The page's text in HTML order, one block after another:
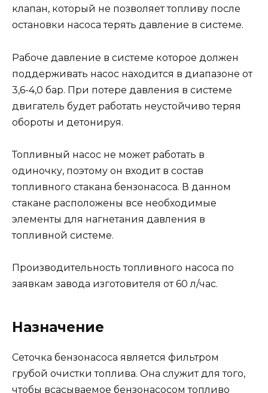
клапан, который не позволяет топливу после
остановки насоса терять давление в системе.
Рабоче давление в системе которое должен
поддерживать насос находится в диапазоне от
3,6-4,0 бар. При потере давления в системе
двигатель будет работать неустойчиво теряя
обороты и детонируя.
Топливный насос не может работать в
одиночку, поэтому он входит в состав
топливного стакана бензонасоса. В данном
стакане расположены все необходимые
элементы для нагнетания давления в
топливной системе.
Производительность топливного насоса по
заявкам завода изготовителя от 60 л/час.
Назначение
Сеточка бензонасоса является фильтром
грубой очистки топлива. Она служит для того,
чтобы всасываемое бензонасосом топливо